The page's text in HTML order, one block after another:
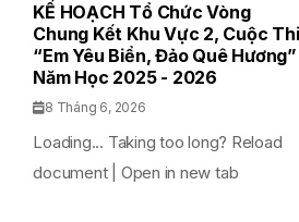
KẾ HOẠCH Tổ Chức Vòng
Chung Kết Khu Vực 2, Cuộc Thi
“Em Yêu Biển, Đảo Quê Hương”
Năm Học 2025 - 2026
8 Tháng 6, 2026
Loading... Taking too long? Reload
document | Open in new tab